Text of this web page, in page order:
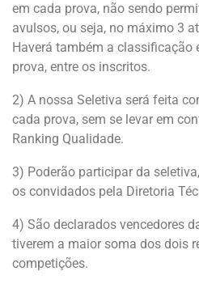
em cada prova, não sendo
avulsos, ou seja, no máximo 3
Haverá também a
prova, entre os inscritos.
2) A nossa Seletiva será feita
cada prova, sem se levar em
Ranking Qualidade.
3) Poderão participar da
os convidados pela Diretoria
4) São declarados vencedores
tiverem a maior soma dos dois
competições.